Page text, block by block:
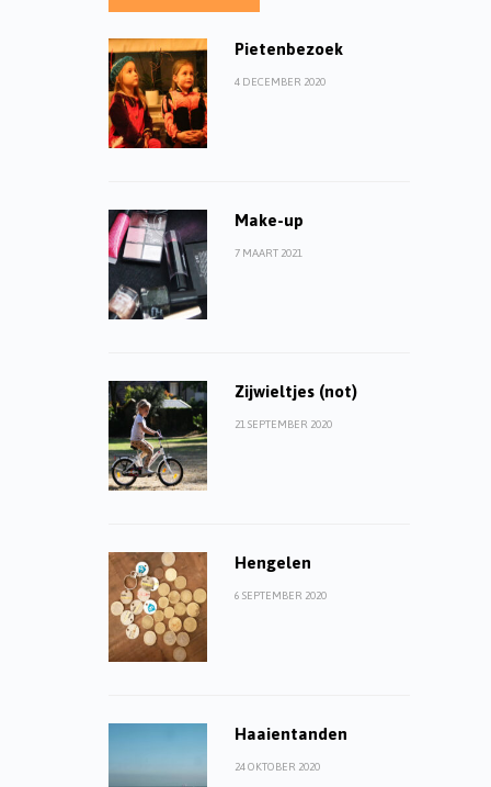
Pietenbezoek
4 DECEMBER 2020
Make-up
7 MAART 2021
Zijwieltjes (not)
21 SEPTEMBER 2020
Hengelen
6 SEPTEMBER 2020
Haaientanden
24 OKTOBER 2020